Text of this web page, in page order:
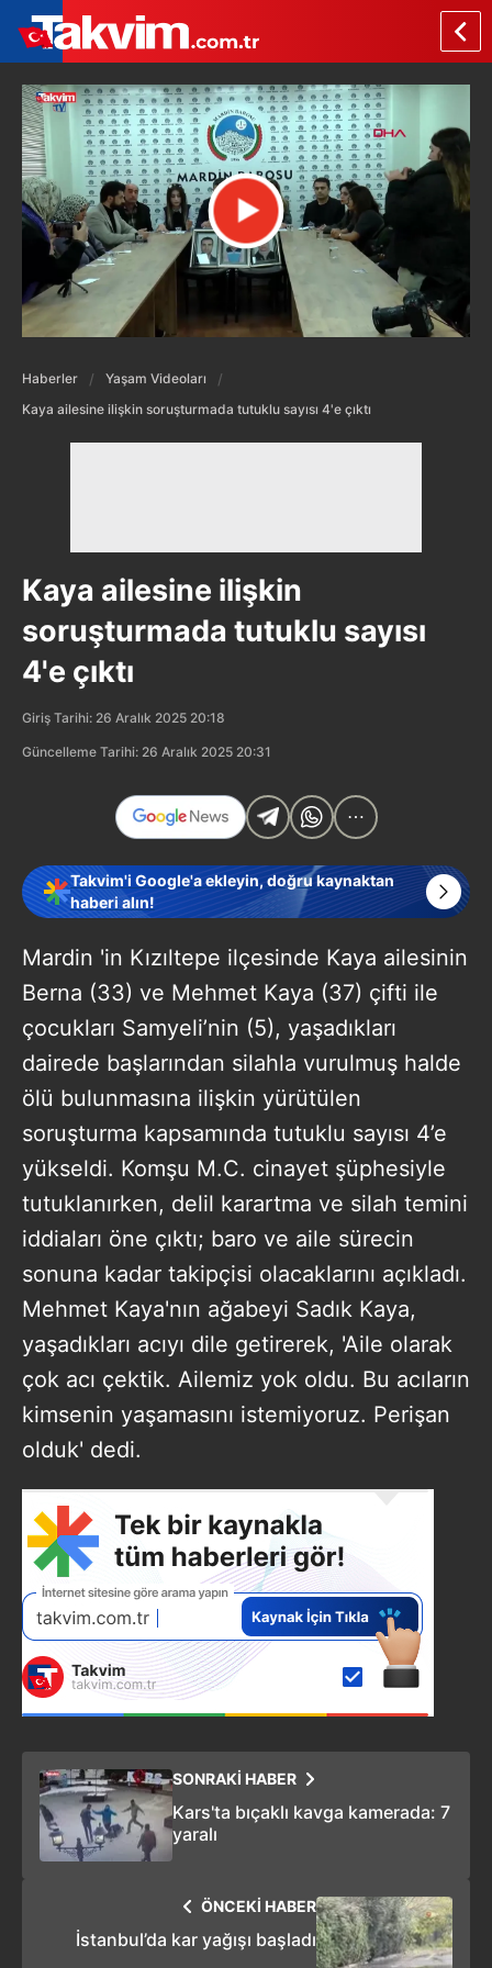
Haberler
Yaşam Videoları
Kaya ailesine ilişkin soruşturmada tutuklu sayısı 4'e çıktı
Kaya ailesine ilişkin
soruşturmada tutuklu sayısı
4'e çıktı
Giriş Tarihi: 26 Aralık 2025 20:18
Güncelleme Tarihi: 26 Aralık 2025 20:31
Takvim'i Google'a ekleyin, doğru kaynaktan
haberi alın!
Mardin 'in Kızıltepe ilçesinde Kaya ailesinin
Berna (33) ve Mehmet Kaya (37) çifti ile
çocukları Samyeli’nin (5), yaşadıkları
dairede başlarından silahla vurulmuş halde
ölü bulunmasına ilişkin yürütülen
soruşturma kapsamında tutuklu sayısı 4’e
yükseldi. Komşu M.C. cinayet şüphesiyle
tutuklanırken, delil karartma ve silah temini
iddiaları öne çıktı; baro ve aile sürecin
sonuna kadar takipçisi olacaklarını açıkladı.
Mehmet Kaya'nın ağabeyi Sadık Kaya,
yaşadıkları acıyı dile getirerek, 'Aile olarak
çok acı çektik. Ailemiz yok oldu. Bu acıların
kimsenin yaşamasını istemiyoruz. Perişan
olduk' dedi.
SONRAKİ HABER
Kars'ta bıçaklı kavga kamerada: 7
yaralı
ÖNCEKİ HABER
İstanbul’da kar yağışı başladı